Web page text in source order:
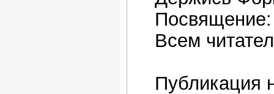
Посвящение:
Всем
Публикация